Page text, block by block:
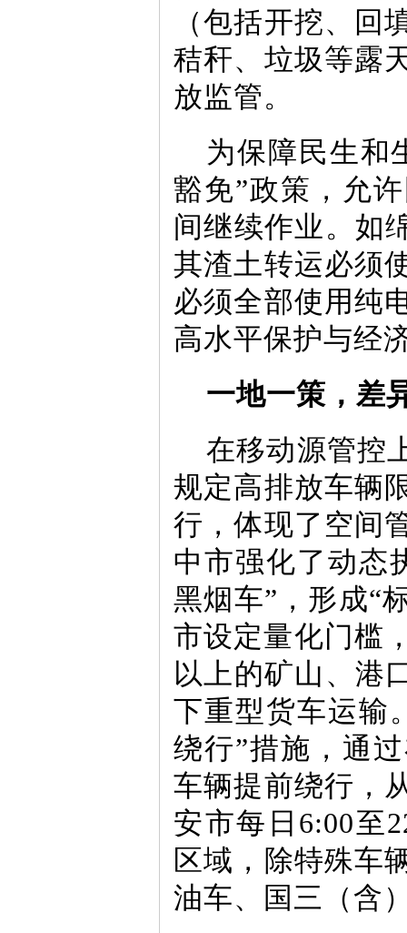
（包括开挖、回
秸秆、垃圾等露
放监管。
为保障民生和
豁免”政策，允
间继续作业。如
其渣土转运必须
必须全部使用纯
高水平保护与经
一地一策，差
在移动源管控
规定高排放车辆
行，体现了空间
中市强化了动态
黑烟车”，形成“
市设定量化门槛
以上的矿山、港
下重型货车运输
绕行”措施，通
车辆提前绕行，
安市每日6:00至
区域，除特殊车
油车、国三（含